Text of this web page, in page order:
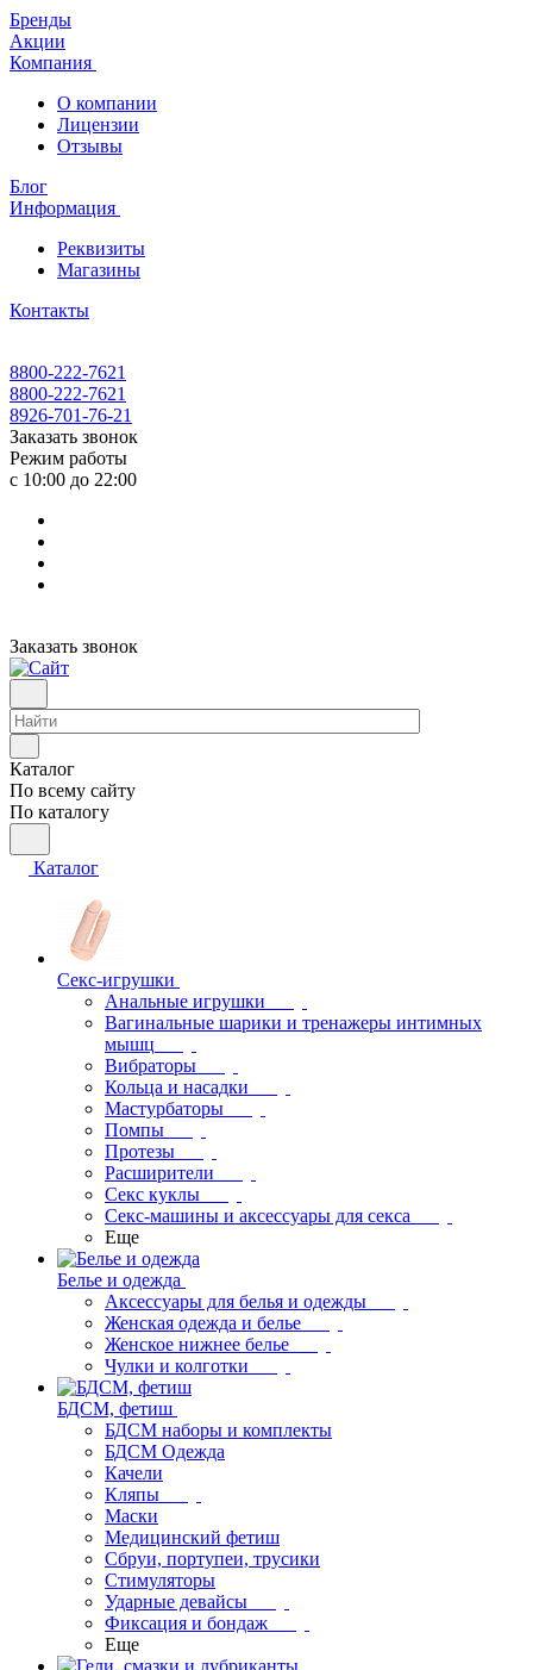
Бренды
Акции
Компания
О компании
Лицензии
Отзывы
Блог
Информация
Реквизиты
Магазины
Контакты
8800-222-7621
8800-222-7621
8926-701-76-21
Заказать звонок
Режим работы
с 10:00 до 22:00
Заказать звонок
Каталог
По всему сайту
По каталогу
Каталог
Секс-игрушки
Анальные игрушки
Вагинальные шарики и тренажеры интимных
мышц
Вибраторы
Кольца и насадки
Мастурбаторы
Помпы
Протезы
Расширители
Секс куклы
Секс-машины и аксессуары для секса
Еще
Белье и одежда
Аксессуары для белья и одежды
Женская одежда и белье
Женское нижнее белье
Чулки и колготки
БДСМ, фетиш
БДСМ наборы и комплекты
БДСМ Одежда
Качели
Кляпы
Маски
Медицинский фетиш
Сбруи, портупеи, трусики
Стимуляторы
Ударные девайсы
Фиксация и бондаж
Еще